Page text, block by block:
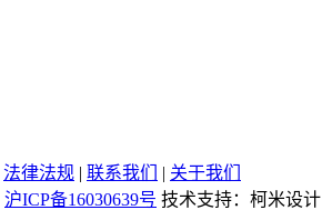
法律法规 | 联系我们 | 关于我们
沪ICP备16030639号 技术支持：柯米设计